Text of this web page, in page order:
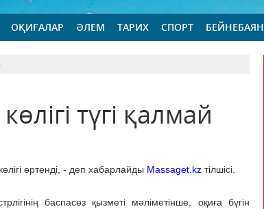
ОҚИҒАЛАР ӘЛЕМ ТАРИХ СПОРТ БЕЙНЕБАЯН
түгі қалмай
өртенді, - деп хабарлайды Massaget.kz тілшісі.
баспасөз қызметі мәліметінше, оқиға бүгін